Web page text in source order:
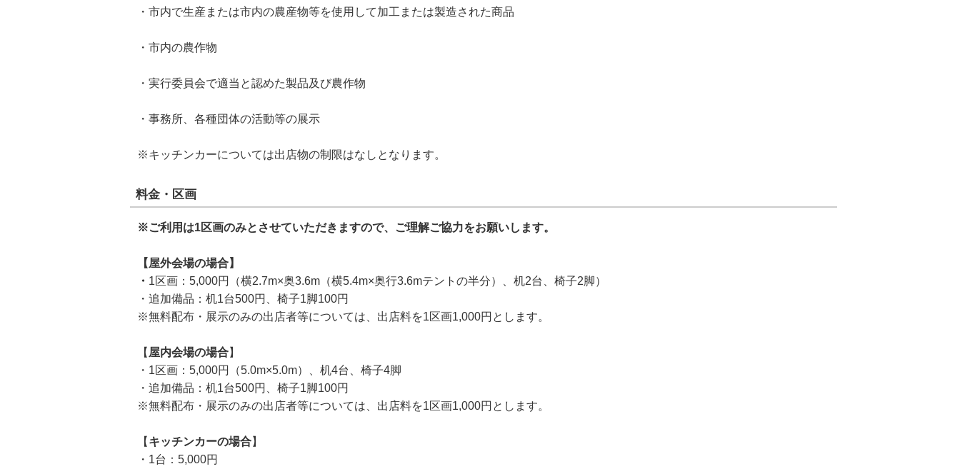
・市内で生産または市内の農産物等を使用して加工または製造された商品
・市内の農作物
・実行委員会で適当と認めた製品及び農作物
・事務所、各種団体の活動等の展示
※キッチンカーについては出店物の制限はなしとなります。
料金・区画
※ご利用は1区画のみとさせていただきますので、ご理解ご協力をお願いします。
【屋外会場の場合】
・ 1区画：5,000円（横2.7m×奥3.6m（横5.4m×奥行3.6mテントの半分）、机2台、椅子2脚）
・追加備品：机1台500円、椅子1脚100円
※無料配布・展示のみの出店者等については、出店料を1区画1,000円とします。
【 屋内会場の場合】
・1区画：5,000円（5.0m×5.0m）、机4台、椅子4脚
・追加備品：机1台500円、椅子1脚100円
※無料配布・展示のみの出店者等については、出店料を1区画1,000円とします。
【 キッチンカーの場合】
・1台：5,000円